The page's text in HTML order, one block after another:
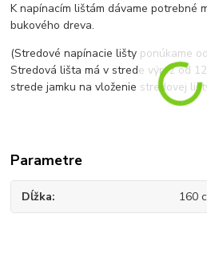
K napínacím lištám dávame potrebné
bukového dreva.
(Stredové napínacie lišty ponúkame
Stredová lišta má v strede výrez od
strede jamku na vloženie stredovej
Parametre
Dĺžka 160